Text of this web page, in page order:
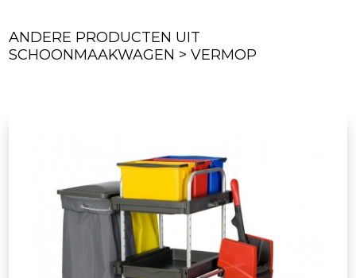
ANDERE PRODUCTEN UIT
SCHOONMAAKWAGEN > VERMOP